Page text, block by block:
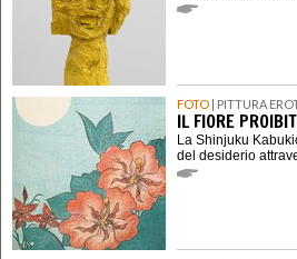
FOTO | PITTURA
IL FIORE
La Shinjuku
del desiderio